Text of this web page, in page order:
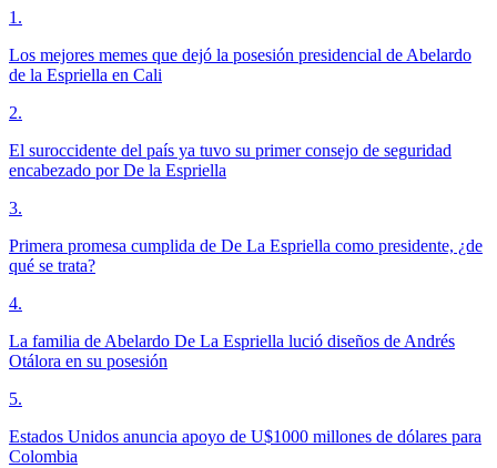
1 .
Los mejores memes que dejó la posesión presidencial de Abelardo
de la Espriella en Cali
2.
El suroccidente del país ya tuvo su primer consejo de seguridad
encabezado por De la Espriella
3.
Primera promesa cumplida de De La Espriella como presidente, ¿de
qué se trata?
4.
La familia de Abelardo De La Espriella lució diseños de Andrés
Otálora en su posesión
5.
Estados Unidos anuncia apoyo de U$1000 millones de dólares para
Colombia